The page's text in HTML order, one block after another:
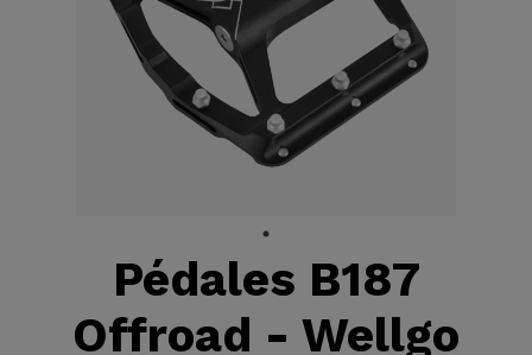
Pédales B187
Offroad - Wellgo